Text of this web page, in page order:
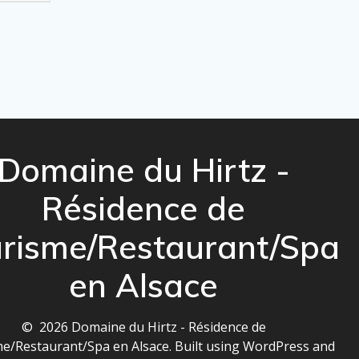
Domaine du Hirtz -
Résidence de
Restaurant/Spa
en Alsace
© 2026 Domaine du Hirtz - Résidence de
Restaurant/Spa en Alsace. Built using WordPress and